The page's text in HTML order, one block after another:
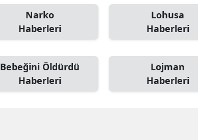
Narko
Haberleri
Lohusa
Haberleri
Bebeğini Öldürdü
Haberleri
Lojman
Haberleri